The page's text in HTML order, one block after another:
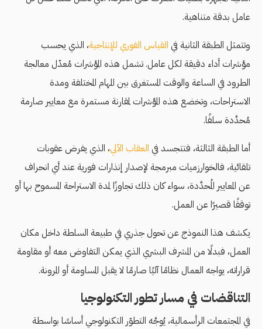
عامل بدقة متناهية.
وتتمثل الطبقة الثانية في القياس الفوري للإنتاجية، الذي يحسب
مؤشرات أداء دقيقة لكل عامل. تشمل هذه المؤشرات مُعدّل معالجة
الطرود في الساعة والوقت المستغرق بين المهام المختلفة ومدة
الاستراحات، وتخضع هذه المؤشرات لمقارنة مستمرة مع معايير صارمة
مُحدَّدة سلفًا.
أما الطبقة الثالثة، فتتجسد في العقاب الآلي، الذي يفرض عقوبات
تلقائية، فالخوارزميات مبرمجة لإصدار إنذارات فورية عند أي انحراف
عن المعايير المُحدَّدة، سواء كان ذلك تجاوزًا لمدة الاستراحة المسموح بها أو
توقفًا قصيرًا عن العمل.
يكشف هذا النموذج عن تحول جذري في طبيعة السلطة داخل مكان
العمل، فبدلًا من المشرف البشري الذي يمكن التفاوض معه أو مقاومة
قراراته، يواجه العمال نظامًا آليًا صارمًا لا يقبل المساومة أو المرونة.
التناقضات في مسار تطور التكنولوجيا
في المجتمعات الرأسمالية، يُوجَّه التطوّر التكنولوجي أساسًا بواسطة